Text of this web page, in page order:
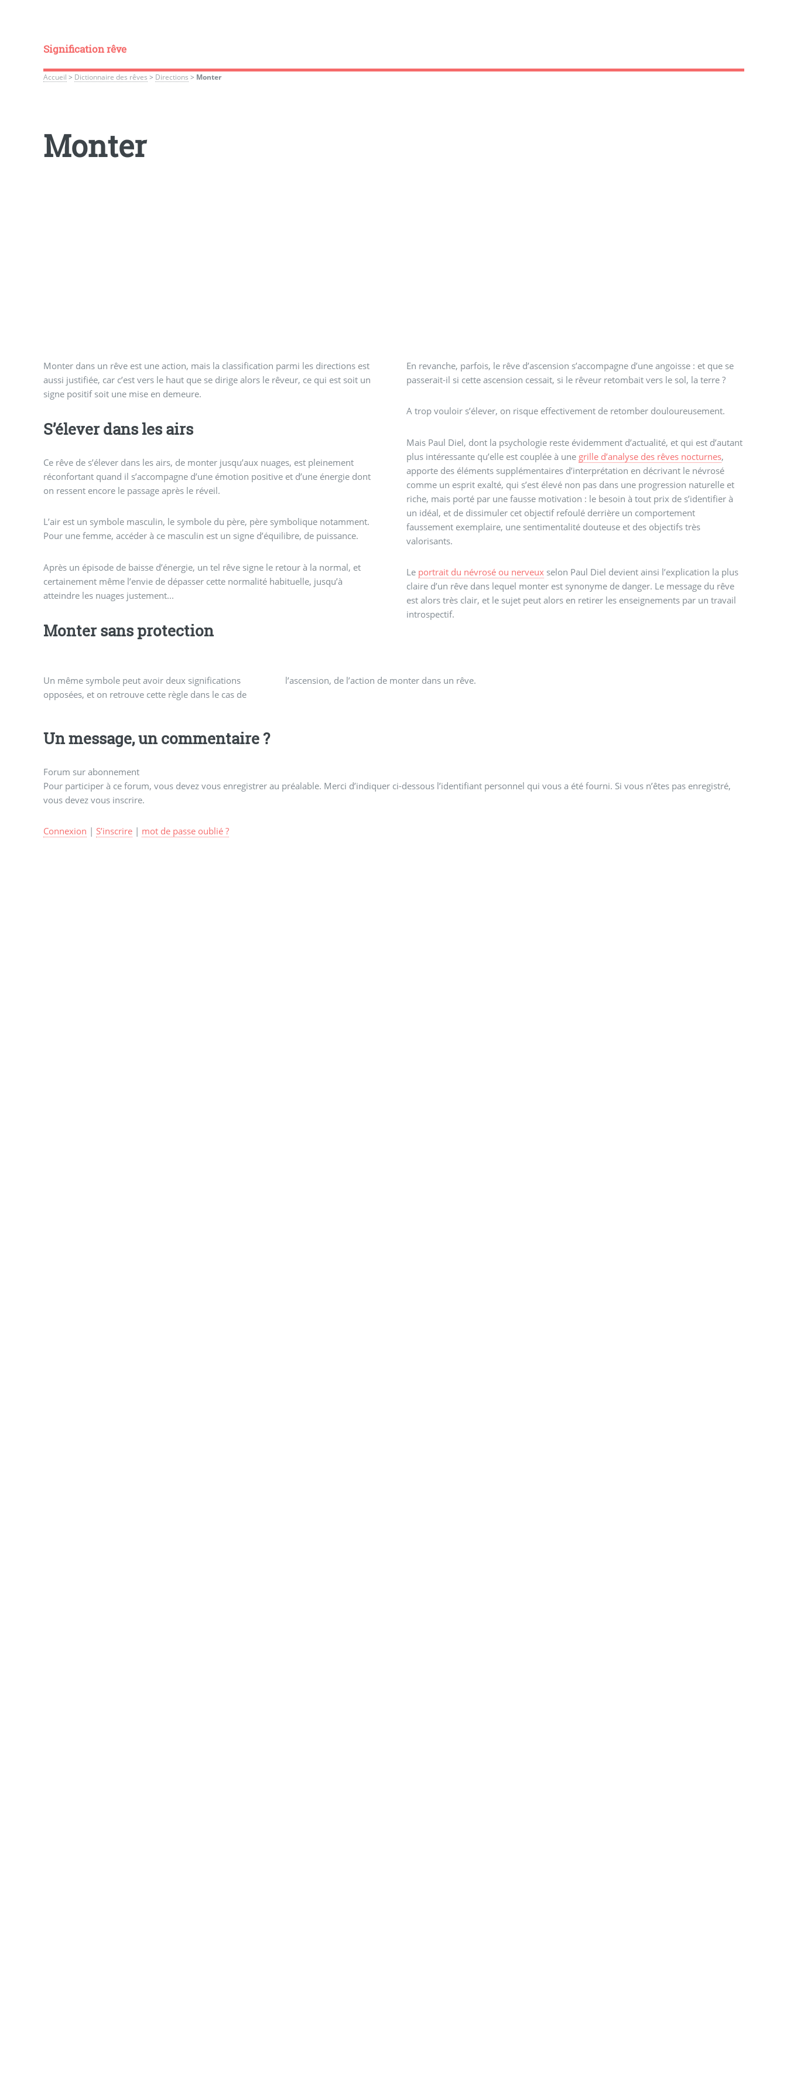
Signification rêve
Accueil > Dictionnaire des rêves > Directions > Monter
Monter
Monter dans un rêve est une action, mais la classification parmi les directions est
aussi justifiée, car c’est vers le haut que se dirige alors le rêveur, ce qui est soit un
signe positif soit une mise en demeure.
S’élever dans les airs
Ce rêve de s’élever dans les airs, de monter jusqu’aux nuages, est pleinement
réconfortant quand il s’accompagne d’une émotion positive et d’une énergie dont
on ressent encore le passage après le réveil.
L’air est un symbole masculin, le symbole du père, père symbolique notamment.
Pour une femme, accéder à ce masculin est un signe d’équilibre, de puissance.
Après un épisode de baisse d’énergie, un tel rêve signe le retour à la normal, et
certainement même l’envie de dépasser cette normalité habituelle, jusqu’à
atteindre les nuages justement...
Monter sans protection
En revanche, parfois, le rêve d’ascension s’accompagne d’une angoisse : et que se
passerait-il si cette ascension cessait, si le rêveur retombait vers le sol, la terre ?
A trop vouloir s’élever, on risque effectivement de retomber douloureusement.
Mais Paul Diel, dont la psychologie reste évidemment d’actualité, et qui est d’autant
plus intéressante qu’elle est couplée à une grille d’analyse des rêves nocturnes,
apporte des éléments supplémentaires d’interprétation en décrivant le névrosé
comme un esprit exalté, qui s’est élevé non pas dans une progression naturelle et
riche, mais porté par une fausse motivation : le besoin à tout prix de s’identifier à
un idéal, et de dissimuler cet objectif refoulé derrière un comportement
faussement exemplaire, une sentimentalité douteuse et des objectifs très
valorisants.
Le portrait du névrosé ou nerveux selon Paul Diel devient ainsi l’explication la plus
claire d’un rêve dans lequel monter est synonyme de danger. Le message du rêve
est alors très clair, et le sujet peut alors en retirer les enseignements par un travail
introspectif.
Un même symbole peut avoir deux significations
opposées, et on retrouve cette règle dans le cas de
l’ascension, de l’action de monter dans un rêve.
Un message, un commentaire ?
Forum sur abonnement
Pour participer à ce forum, vous devez vous enregistrer au préalable. Merci d’indiquer ci-dessous l’identifiant personnel qui vous a été fourni. Si vous n’êtes pas enregistré,
vous devez vous inscrire.
Connexion | S’inscrire| mot de passe oublié ?